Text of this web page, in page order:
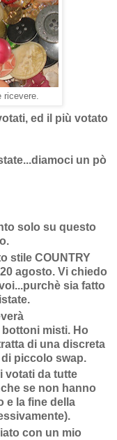
ricevere.
ed il più votato
un pò
solo su questo
stile COUNTRY
agosto. Vi chiedo
sia fatto
misti. Ho
di una discreta
piccolo swap.
votati da tutte
se non hanno
e la fine della
con un mio